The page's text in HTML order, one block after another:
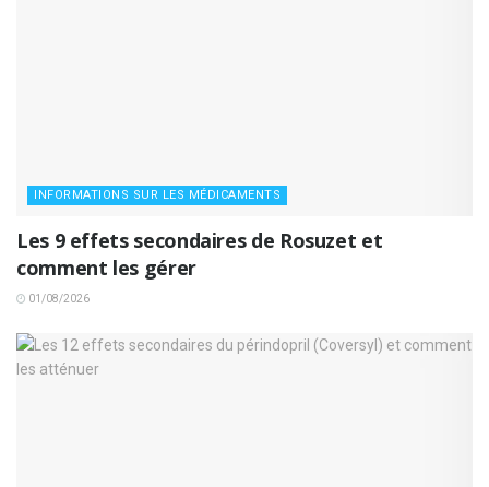
INFORMATIONS SUR LES MÉDICAMENTS
Les 9 effets secondaires de Rosuzet et
comment les gérer
01/08/2026